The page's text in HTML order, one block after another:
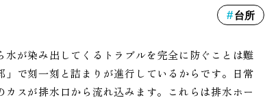
台所
が染み出してくるトラブルを完全に防ぐことは難
で刻一刻と詰まりが進行しているからです。日常
スが排水口から流れ込みます。これらは排水ホー